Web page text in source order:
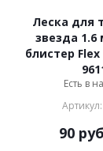
Леска для
звезда 1.6
блистер
Есть в
90